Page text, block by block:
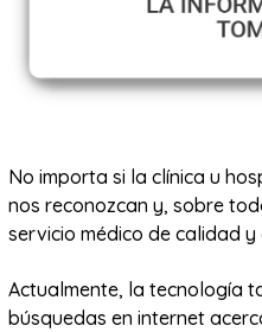
No importa si la clínica u
nos reconozcan y, sobre
servicio médico de calidad y
Actualmente, la tecnología
búsquedas en internet